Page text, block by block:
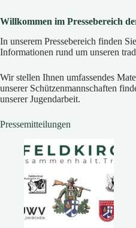
Willkommen im Pressebereich
In unserem Pressebereich finden
Informationen rund um unseren
Wir stellen Ihnen umfassendes
unserer Schützenmannschaften
unserer Jugendarbeit.
Pressemitteilungen